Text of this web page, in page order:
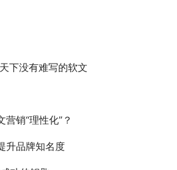
下没有难写的软文
销“理性化”？
升品牌知名度